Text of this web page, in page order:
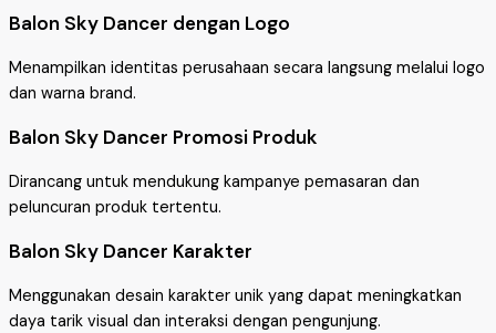
Balon Sky Dancer dengan Logo
Menampilkan identitas perusahaan secara langsung melalui logo
dan warna brand.
Balon Sky Dancer Promosi Produk
Dirancang untuk mendukung kampanye pemasaran dan
peluncuran produk tertentu.
Balon Sky Dancer Karakter
Menggunakan desain karakter unik yang dapat meningkatkan
daya tarik visual dan interaksi dengan pengunjung.